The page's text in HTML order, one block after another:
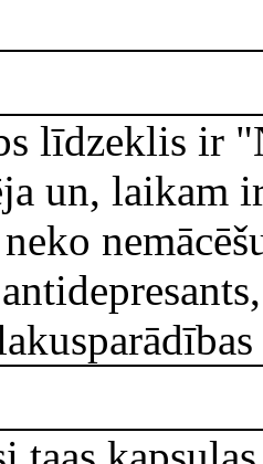
līdzeklis ir
un, laikam